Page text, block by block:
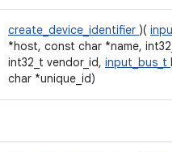
create_device_identifier )(
*host, const char *name,
int32_t vendor_id, input_bus_t
char *unique_id)